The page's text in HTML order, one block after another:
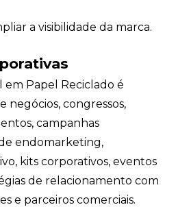
a visibilidade da marca.
Papel Reciclado é
negócios, congressos,
campanhas
endomarketing,
kits corporativos, eventos
de relacionamento com
e parceiros comerciais.